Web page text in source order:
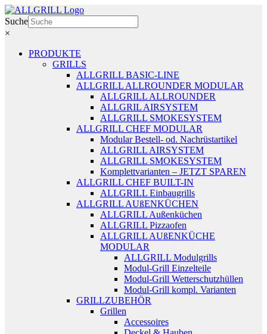
Zum
Inhalt
springen
Suche
×
PRODUKTE
GRILLS
ALLGRILL BASIC-LINE
ALLGRILL ALLROUNDER MODULAR
ALLGRILL ALLROUNDER
ALLGRIL AIRSYSTEM
ALLGRILL SMOKESYSTEM
ALLGRILL CHEF MODULAR
Modular Bestell- od. Nachrüstartikel
ALLGRILL AIRSYSTEM
ALLGRILL SMOKESYSTEM
Komplettvarianten – JETZT SPAREN
ALLGRILL CHEF BUILT-IN
ALLGRILL Einbaugrills
ALLGRILL AUßENKÜCHEN
ALLGRILL Außenküchen
ALLGRILL Pizzaofen
ALLGRILL AUßENKÜCHE
MODULAR
ALLGRILL Modulgrills
Modul-Grill Einzelteile
Modul-Grill Wetterschutzhüllen
Modul-Grill kompl. Varianten
GRILLZUBEHÖR
Grillen
Accessoires